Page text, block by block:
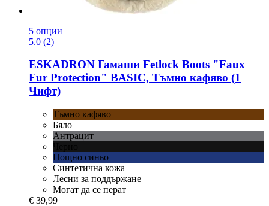
5 опции
5.0 (2)
ESKADRON Гамаши Fetlock Boots "Faux
Fur Protection" BASIC, Тъмно кафяво (1
Чифт)
Тъмно кафяво
Бяло
Антрацит
Нощно синьо
Синтетична кожа
Лесни за поддържане
Могат да се перат
€ 39,99